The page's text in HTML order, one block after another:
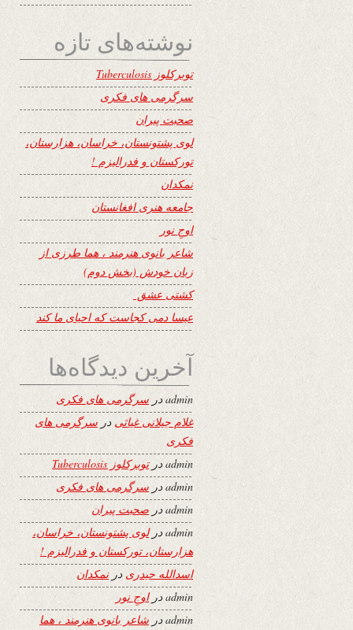
نوشته‌های تازه
توبرکلوز Tuberculosis
سرگرمی های فکری
صحبت پیران
لوی پشتونستان، خراسان، هزارستان،
تورکستان و فدرالیزم !
نمکدان
جامعه هنری افغانستان
اوجِ نور
شاعر بانوی هنرمند ، هما طرزی از
زبان خودش (بخش دوم)
کشتی عشق
عیسا دمی کجاست که احیای ما کند
آخرین دیدگاه‌ها
adminدر سرگرمی های فکری
غلام جیلانی غیاثی در سرگرمی های
فکری
adminدرتوبرکلوز Tuberculosis
adminدر سرگرمی های فکری
adminدر صحبت پیران
adminدرلوی پشتونستان، خراسان،
هزارستان، تورکستان و فدرالیزم !
اسدالله حیدری درنمکدان
adminدراوجِ نور
adminدر شاعر بانوی هنرمند ، هما